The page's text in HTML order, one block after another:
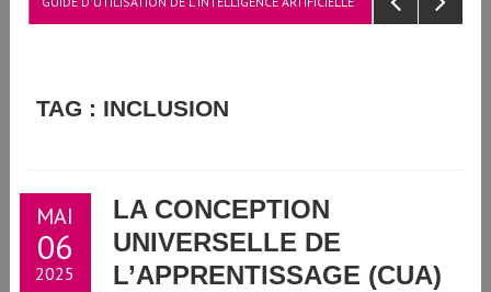
GUIDE D'UTILISATION DE L'INTELLIGENCE ARTIFICIELLE
TAG : INCLUSION
MAI
06
2025
LA CONCEPTION
UNIVERSELLE DE
L’APPRENTISSAGE (CUA)